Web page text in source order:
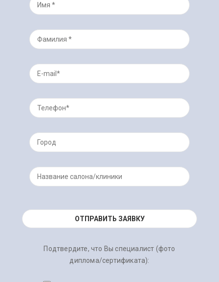
Подтвердите, что Вы специалист (фото
диплома/сертификата):